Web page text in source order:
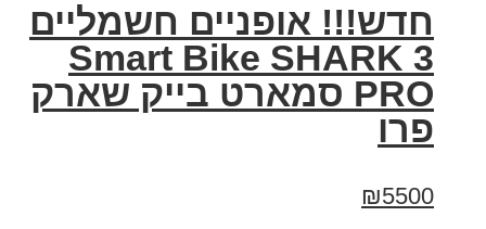
חדש!!! אופניים חשמליים
Smart Bike SHARK 3
PRO סמארט בייק שארק
פרו
₪5500